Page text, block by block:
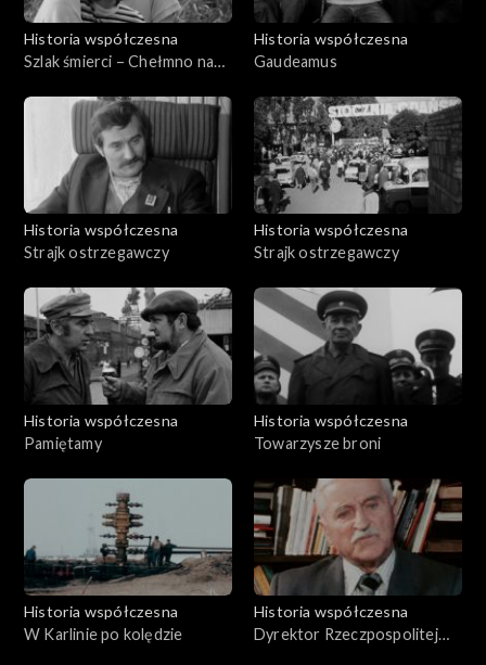
Historia współczesna
Szlak śmierci – Chełmno nad
Historia współczesna
Gaudeamus
Historia współczesna
Strajk ostrzegawczy
Historia współczesna
Strajk ostrzegawczy
Historia współczesna
Pamiętamy
Historia współczesna
Towarzysze broni
Historia współczesna
W Karlinie po kolędzie
Historia współczesna
Dyrektor Rzeczpospolitej